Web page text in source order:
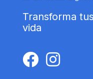
Transforma
vida